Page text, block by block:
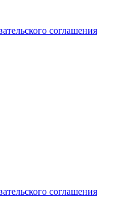
соглашения
соглашения